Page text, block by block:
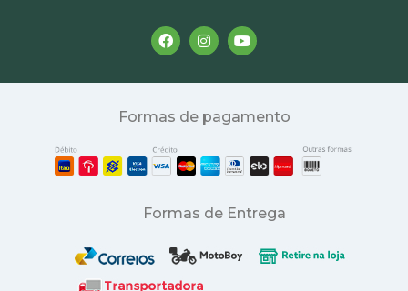
Formas de pagamento
Formas de Entrega